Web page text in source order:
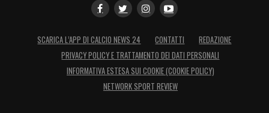
SCARICA L’APP DI CALCIO NEWS 24 CONTATTI
REDAZIONE
PRIVACY POLICY E TRATTAMENTO DEI DATI PERSONALI
INFORMATIVA ESTESA SUI COOKIE (COOKIE POLICY)
NETWORK SPORT REVIEW